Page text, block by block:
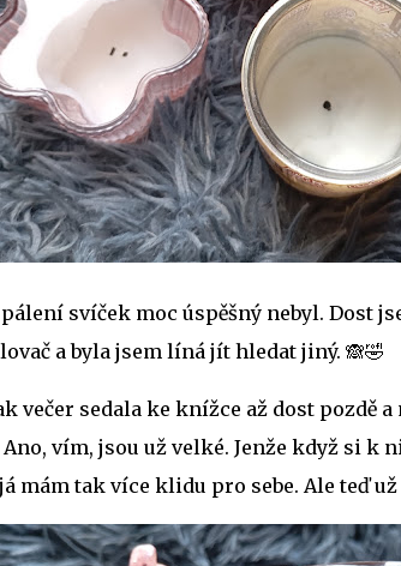
pálení svíček moc úspěšný nebyl. Dost
a byla jsem líná jít hledat jiný. 🙈🤣
večer sedala ke knížce až dost pozdě
vím, jsou už velké. Jenže když si k
mám tak více klidu pro sebe. Ale teď